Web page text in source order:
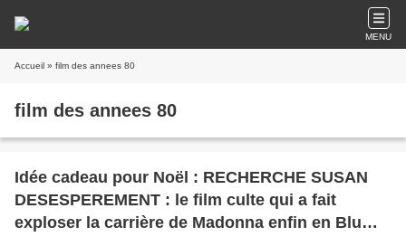
MENU
Accueil » film des annees 80
film des annees 80
Idée cadeau pour Noël : RECHERCHE SUSAN
DESESPEREMENT : le film culte qui a fait
exploser la carrière de Madonna enfin en Blu